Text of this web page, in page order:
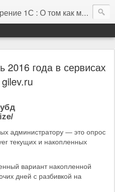
: О том как мы это делаем. И не только про это.
2016 года в сервисах
gilev.ru
администратору — это опрос
текущих и накопленных
вариант накопленной
дней с разбивкой на